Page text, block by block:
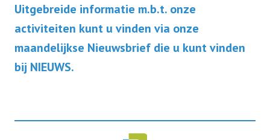
Uitgebreide informatie m.b.t. onze
activiteiten kunt u vinden via onze
maandelijkse Nieuwsbrief die u kunt vinden
bij NIEUWS.